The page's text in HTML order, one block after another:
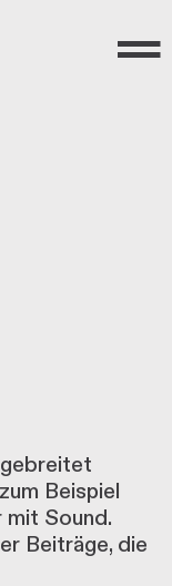
Menü
Beispiel
Sound.
Beiträge, die